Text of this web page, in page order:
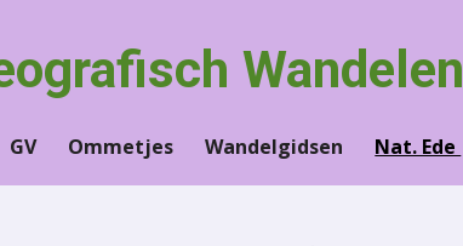
Wandelen
GV Ommetjes Wandelgidsen Nat. Ede